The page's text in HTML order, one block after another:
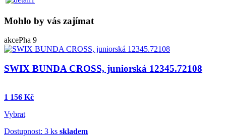
Mohlo by vás zajímat
akcePha 9
SWIX BUNDA CROSS, juniorská 12345.72108
1 156 Kč
Vybrat
Dostupnost: 3 ks skladem